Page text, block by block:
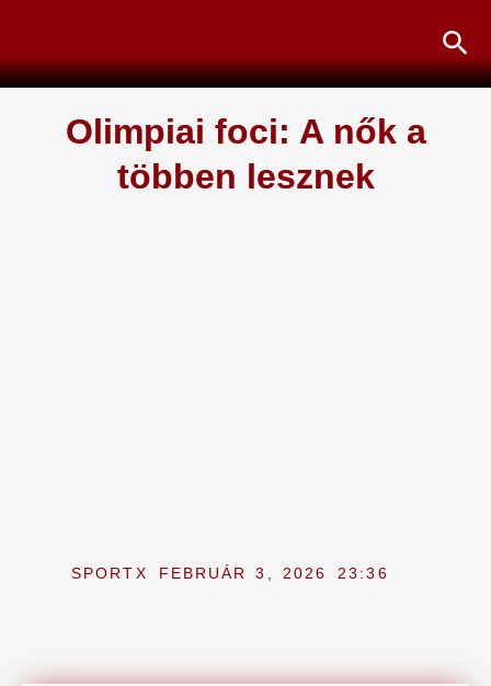
content
Olimpiai foci: A nők a
többen lesznek
SPORTX FEBRUÁR 3, 2026 23:36